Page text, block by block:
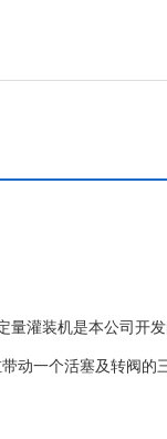
量灌装机​是本公司开
动一个活塞及转阀的